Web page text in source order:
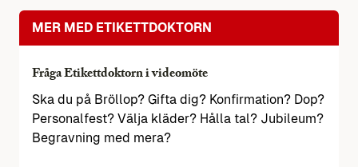
MER MED ETIKETTDOKTORN
Fråga Etikettdoktorn i videomöte
Ska du på Bröllop? Gifta dig? Konfirmation? Dop?
Personalfest? Välja kläder? Hålla tal? Jubileum?
Begravning med mera?